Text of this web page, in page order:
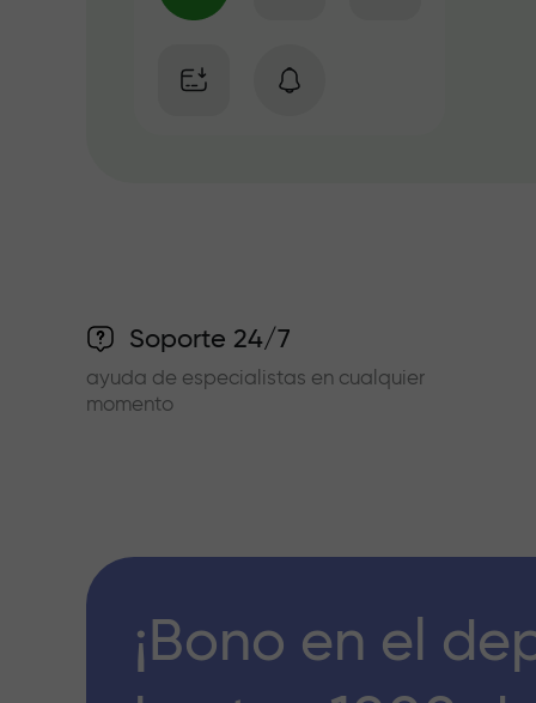
Soporte 24/7
ayuda de especialistas en cualquier
momento
¡Bono en el